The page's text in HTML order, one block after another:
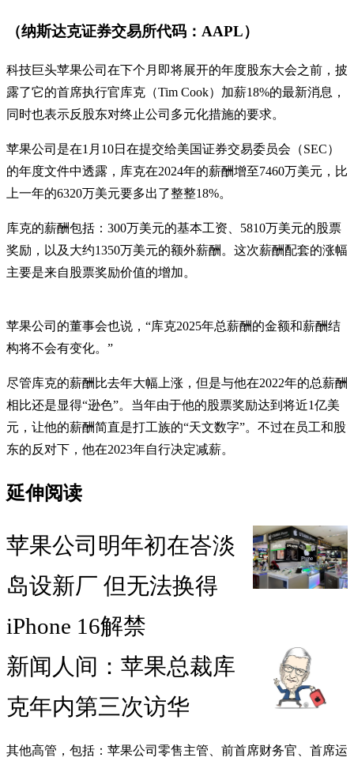
（纳斯达克证券交易所代码：AAPL）
科技巨头苹果公司在下个月即将展开的年度股东大会之前，披
露了它的首席执行官库克（Tim Cook）加薪18%的最新消息，
同时也表示反股东对终止公司多元化措施的要求。
苹果公司是在1月10日在提交给美国证券交易委员会（SEC）
的年度文件中透露，库克在2024年的薪酬增至7460万美元，比
上一年的6320万美元要多出了整整18%。
库克的薪酬包括：300万美元的基本工资、5810万美元的股票
奖励，以及大约1350万美元的额外薪酬。这次薪酬配套的涨幅
主要是来自股票奖励价值的增加。
苹果公司的董事会也说，“库克2025年总薪酬的金额和薪酬结
构将不会有变化。”
尽管库克的薪酬比去年大幅上涨，但是与他在2022年的总薪酬
相比还是显得“逊色”。当年由于他的股票奖励达到将近1亿美
元，让他的薪酬简直是打工族的“天文数字”。不过在员工和股
东的反对下，他在2023年自行决定减薪。
延伸阅读
苹果公司明年初在峇淡
岛设新厂 但无法换得
iPhone 16解禁
新闻人间：苹果总裁库
克年内第三次访华
其他高管，包括：苹果公司零售主管、前首席财务官、首席运